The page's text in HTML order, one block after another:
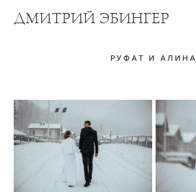
ДМИТРИЙ ЭБИНГЕР
РУФАТ И АЛИНА